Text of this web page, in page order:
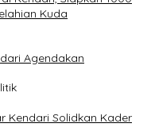
Kuda
Agendakan
Kendari Solidkan Kader